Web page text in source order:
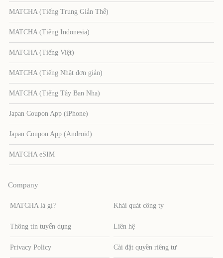
MATCHA (Tiếng Trung Giản Thể)
MATCHA (Tiếng Indonesia)
MATCHA (Tiếng Việt)
MATCHA (Tiếng Nhật đơn giản)
MATCHA (Tiếng Tây Ban Nha)
Japan Coupon App (iPhone)
Japan Coupon App (Android)
MATCHA eSIM
Company
MATCHA là gì? Khái quát công ty
Thông tin tuyển dụng Liên hệ
Privacy Policy Cài đặt quyền riêng tư